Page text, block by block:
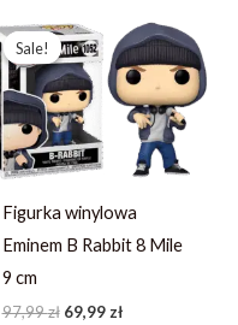
Sale!
Sale!
Figurka winylowa
Eminem B Rabbit 8 Mile
9 cm
97,99zł
cena
wynosiła:
97,99 zł.
69,99 zł
Aktualna
cena
wynosi:
69,99 zł.